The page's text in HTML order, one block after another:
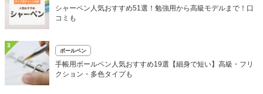
シャーペン人気おすすめ51選！勉強用から高級モデルまで！口
コミも
3
ボールペン
手帳用ボールペン人気おすすめ19選【細身で短い】高級・フリ
クション・多色タイプも